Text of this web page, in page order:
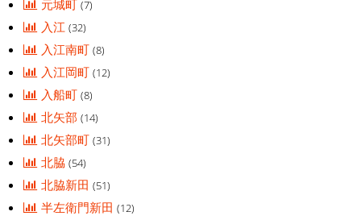
元城町(7)
入江(32)
入江南町(8)
入江岡町(12)
入船町(8)
北矢部(14)
北矢部町(31)
北脇(54)
北脇新田(51)
半左衛門新田(12)